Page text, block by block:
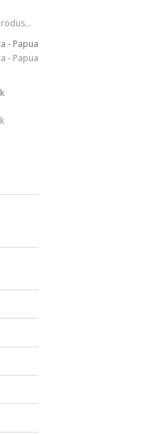
...
- Papua
- Papua